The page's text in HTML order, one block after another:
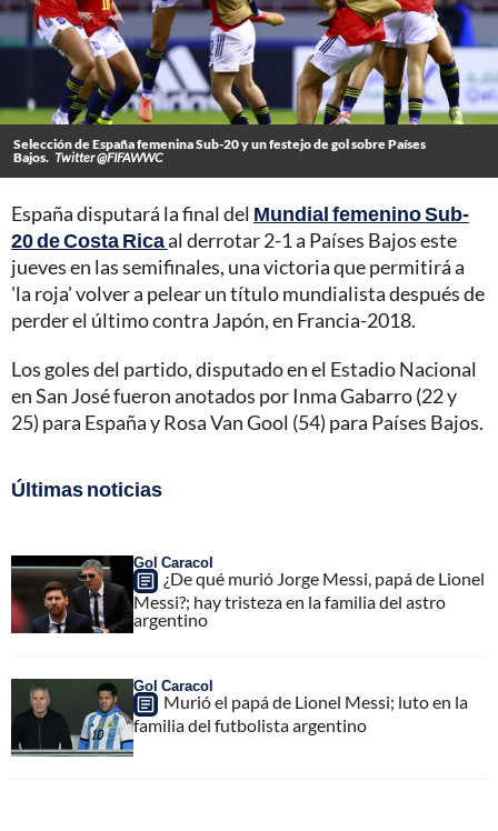
Selección de España femenina Sub-20 y un festejo de gol sobre Países
Bajos. Twitter @FIFAWWC
España disputará la final del Mundial femenino Sub-
20 de Costa Ricaal derrotar 2-1 a Países Bajos este
jueves en las semifinales, una victoria que permitirá a
'la roja' volver a pelear un título mundialista después de
perder el último contra Japón, en Francia-2018.
Los goles del partido, disputado en el Estadio Nacional
en San José fueron anotados por Inma Gabarro (22 y
25) para España y Rosa Van Gool (54) para Países Bajos.
Últimas noticias
Gol Caracol
¿De qué murió Jorge Messi, papá de Lionel
Messi?; hay tristeza en la familia del astro
argentino
Gol Caracol
Murió el papá de Lionel Messi; luto en la
familia del futbolista argentino